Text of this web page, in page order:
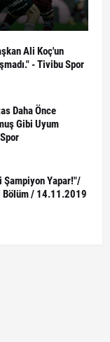
Ali Koç'un
- Tivibu Spor
Daha Önce
Gibi Uyum
Şampiyon Yapar!"/
Bölüm / 14.11.2019